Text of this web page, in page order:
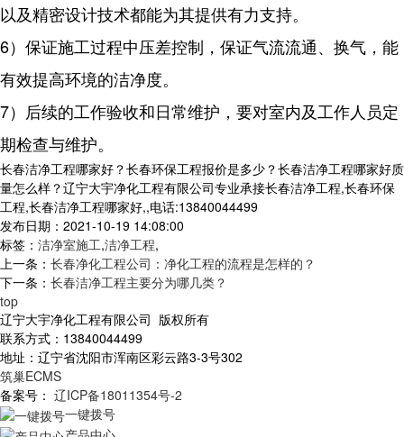
以及精密设计技术都能为其提供有力支持。
6）保证施工过程中压差控制，保证气流流通、换气，能
有效提高环境的洁净度。
7）后续的工作验收和日常维护，要对室内及工作人员定
期检查与维护。
长春洁净工程哪家好？长春环保工程报价是多少？长春洁净工程哪家好质
量怎么样？辽宁大宇净化工程有限公司专业承接长春洁净工程,长春环保
工程,长春洁净工程哪家好,,电话:13840044499
发布日期：2021-10-19 14:08:00
标签： 洁净室施工,洁净工程,
上一条： 长春净化工程公司：净化工程的流程是怎样的？
下一条： 长春洁净工程主要分为哪几类？
top
辽宁大宇净化工程有限公司 版权所有
联系方式：13840044499
地址：辽宁省沈阳市浑南区彩云路3-3号302
筑巢ECMS
备案号： 辽ICP备18011354号-2
一键拨号